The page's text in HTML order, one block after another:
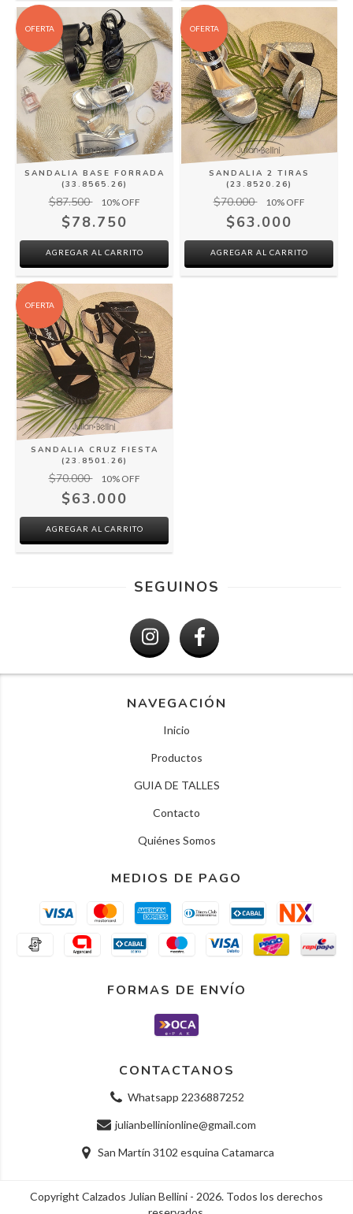
OFERTA
SANDALIA BASE FORRADA
(33.8565.26)
$87.500 10% OFF
$78.750
AGREGAR AL CARRITO
OFERTA
SANDALIA 2 TIRAS
(23.8520.26)
$70.000 10% OFF
$63.000
AGREGAR AL CARRITO
OFERTA
SANDALIA CRUZ FIESTA
(23.8501.26)
$70.000 10% OFF
$63.000
AGREGAR AL CARRITO
SEGUINOS
NAVEGACIÓN
Inicio
Productos
GUIA DE TALLES
Contacto
Quiénes Somos
MEDIOS DE PAGO
FORMAS DE ENVÍO
CONTACTANOS
Whatsapp 2236887252
julianbellinionline@gmail.com
San Martín 3102 esquina Catamarca
Copyright Calzados Julian Bellini - 2026. Todos los derechos